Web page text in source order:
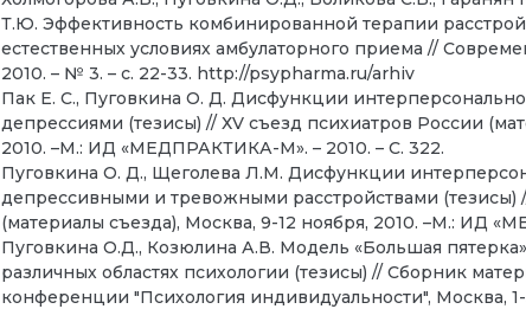
Т.Ю. Эффективность комбинированной терапии
естественных условиях амбулаторного приема //
2010. – № 3. – с. 22-33. http://psypharma.ru/arhiv
Пак Е. С., Пуговкина О. Д. Дисфункции
депрессиями (тезисы) // ХV съезд психиатров России
2010. –М.: ИД «МЕДПРАКТИКА-М». – 2010. – С. 322.
Пуговкина О. Д., Щеголева Л.М. Дисфункции
депрессивными и тревожными расстройствами (тезисы)
(материалы съезда), Москва, 9-12 ноября, 2010. –М.: ИД
Пуговкина О.Д., Козюлина А.В. Модель «Большая
различных областях психологии (тезисы) // Сборник
конференции "Психология индивидуальности", Москва,